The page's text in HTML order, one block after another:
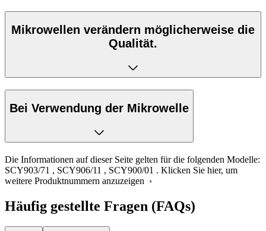
Mikrowellen verändern möglicherweise die
Qualität.
Bei Verwendung der Mikrowelle
Die Informationen auf dieser Seite gelten für die folgenden Modelle:
SCY903/71 , SCY906/11 , SCY900/01 . Klicken Sie hier, um
weitere Produktnummern anzuzeigen ›
Häufig gestellte Fragen (FAQs)